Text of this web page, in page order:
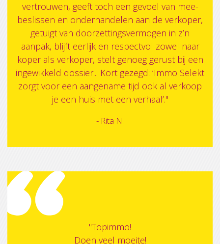
vertrouwen, geeft toch een gevoel van mee-
beslissen en onderhandelen aan de verkoper,
getuigt van doorzettingsvermogen in z’n
aanpak, blijft eerlijk en respectvol zowel naar
koper als verkoper, stelt genoeg gerust bij een
ingewikkeld dossier... Kort gezegd: ‘Immo Selekt
zorgt voor een aangename tijd ook al verkoop
je een huis met een verhaal’."
- Rita N.
"Topimmo!
Doen veel moeite!